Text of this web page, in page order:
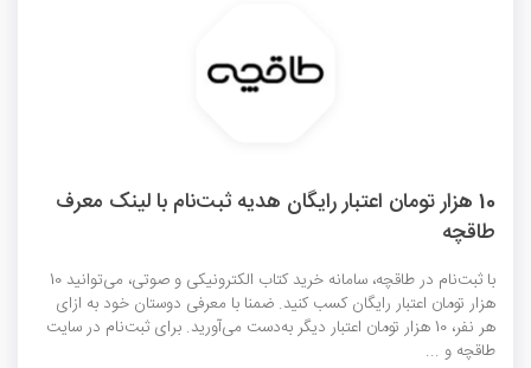
10 هزار تومان اعتبار رایگان هدیه ثبت‌نام با لینک معرف
طاقچه
با ثبت‌نام در طاقچه، سامانه خرید کتاب الکترونیکی و صوتی، می‌توانید 10
هزار تومان اعتبار رایگان کسب کنید. ضمنا با معرفی دوستان خود به ازای
هر نفر، 10 هزار تومان اعتبار دیگر به‌دست می‌آورید. برای ثبت‌نام در سایت
طاقچه و ...